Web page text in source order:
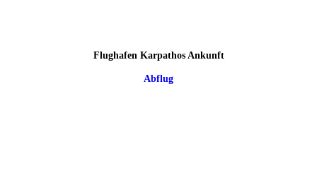
Flughafen Karpathos Ankunft
Abflug